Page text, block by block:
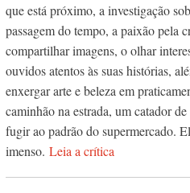
que está próximo, a investigação
passagem do tempo, a paixão pela
compartilhar imagens, o olhar
ouvidos atentos às suas histórias,
enxergar arte e beleza em
caminhão na estrada, um catador
fugir ao padrão do supermercado.
imenso. Leia a crítica